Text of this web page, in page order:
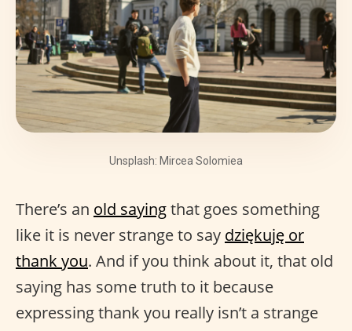
Unsplash: Mircea Solomiea
There’s an old sayingthat goes something
like it is never strange to say dziękuję or
thank you. And if you think about it, that old
saying has some truth to it because
expressing thank you really isn’t a strange